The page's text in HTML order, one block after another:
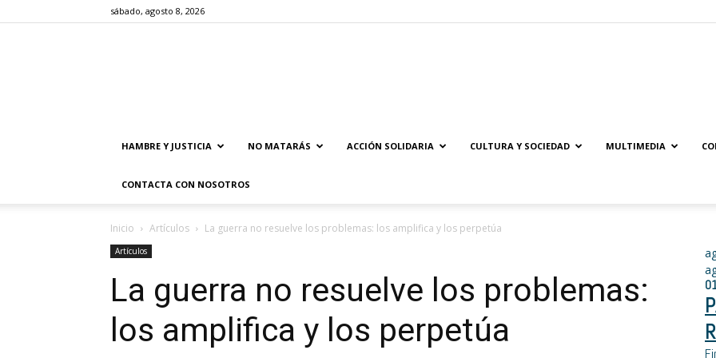
sábado, agosto 8, 2026
HAMBRE Y JUSTICIA NO MATARÁS ACCIÓN SOLIDARIA CULTURA Y SOCIEDAD MULTIMEDIA
CONTACTA CON NOSOTROS
Inicio Artículos La guerra no resuelve los problemas: los amplifica y los perpetúa
Artículos
La guerra no resuelve los problemas:
los amplifica y los perpetúa